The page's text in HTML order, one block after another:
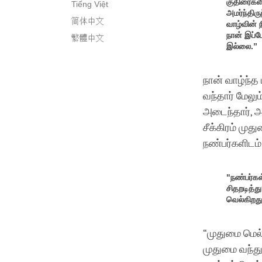
Tiếng Việt
简体中文
繁體中文
வாழ்வின்
நான்
இல்லை.”
நான் வாழ்ந்த
வந்தார்
அடைந்தார்,
சீக்கிரம்
நண்பர்களிடம்
“முதுமை
முதுமை